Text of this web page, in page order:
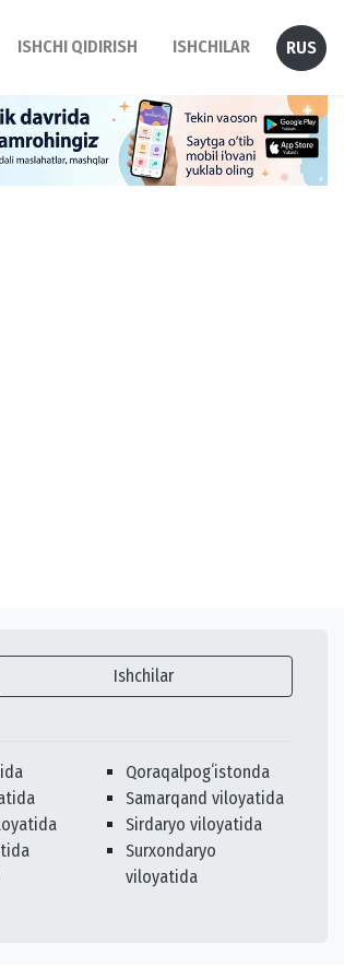
ISHCHI QIDIRISH ISHCHILAR RUS
Ishchilar
Qoraqalpogʻistonda
Samarqand viloyatida
Sirdaryo viloyatida
Surxondaryo
viloyatida